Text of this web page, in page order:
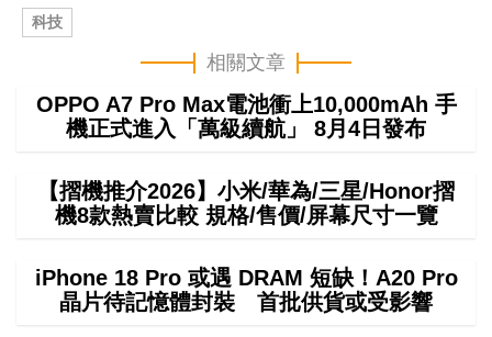
科技
相關文章
OPPO A7 Pro Max電池衝上10,000mAh 手
機正式進入「萬級續航」 8月4日發布
【摺機推介2026】小米/華為/三星/Honor摺
機8款熱賣比較 規格/售價/屏幕尺寸一覽
iPhone 18 Pro 或遇 DRAM 短缺！A20 Pro
晶片待記憶體封裝 首批供貨或受影響